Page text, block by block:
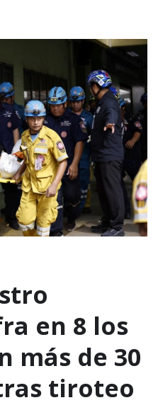
en 8 los
más de 30
tiroteo